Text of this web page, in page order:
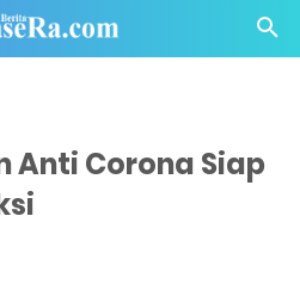
Anti Corona Siap